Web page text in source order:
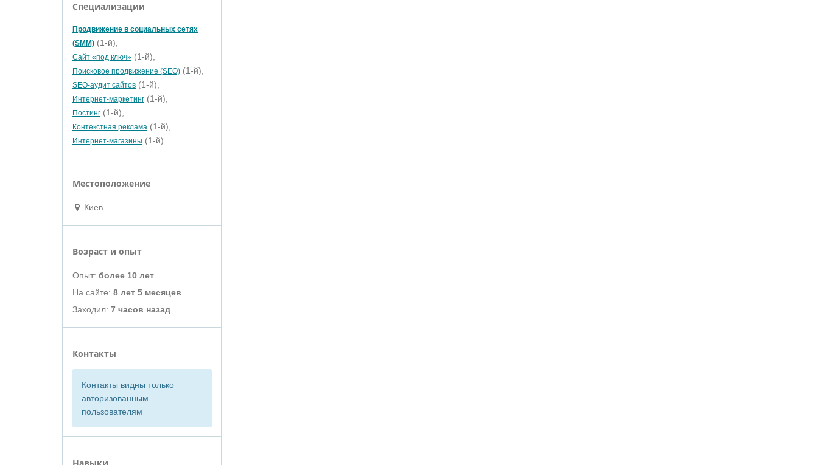
Специализации
Продвижение в социальных сетях
(SMM) (1-й),
Сайт «под ключ» (1-й),
Поисковое продвижение (SEO) (1-й),
SEO-аудит сайтов (1-й),
Интернет-маркетинг (1-й),
Постинг (1-й),
Контекстная реклама (1-й),
Интернет-магазины (1-й)
Местоположение
Киев
Возраст и опыт
Опыт: более 10 лет
На сайте: 8 лет 5 месяцев
Заходил: 7 часов назад
Контакты
Контакты видны только
авторизованным
пользователям